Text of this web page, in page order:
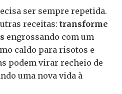
ser sempre repetida.
receitas: transforme
engrossando com um
caldo para risotos e
podem virar recheio de
uma nova vida à